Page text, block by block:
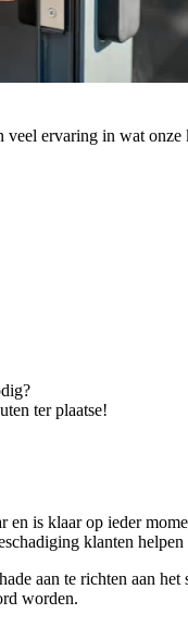
veel ervaring in wat
ter plaatse!
en is klaar op ieder
klanten
aan te richten aan
worden.